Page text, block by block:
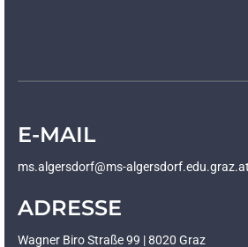
E-MAIL
ms.algersdorf@ms-algersdorf.edu.graz.at
ADRESSE
Wagner Biro Straße 99 | 8020 Graz